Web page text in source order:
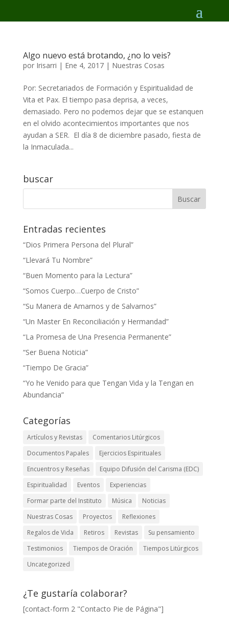
Algo nuevo está brotando, ¿no lo veis?
por Irisarri | Ene 4, 2017| Nuestras Cosas
Por: Secretariados de Formación y Espiritualidad de
Vita et Pax. El tiempo pasa deprisa, a veces,
demasiado. Pero no podemos dejar que se estanquen
en el olvido acontecimientos importantes que nos
ayudan a SER. El día 8 de diciembre pasado, fiesta de
la Inmaculada...
buscar
Entradas recientes
“Dios Primera Persona del Plural”
“Llevará Tu Nombre”
“Buen Momento para la Lectura”
“Somos Cuerpo…Cuerpo de Cristo”
“Su Manera de Amarnos y de Salvarnos”
“Un Master En Reconciliación y Hermandad”
“La Promesa de Una Presencia Permanente”
“Ser Buena Noticia”
“Tiempo De Gracia”
“Yo he Venido para que Tengan Vida y la Tengan en
Abundancia”
Categorías
Artículos y Revistas
Comentarios Litúrgicos
Documentos Papales
Ejercicios Espirituales
Encuentros y Reseñas
Equipo Difusión del Carisma (EDC)
Espiritualidad
Eventos
Experiencias
Formar parte del Instituto
Música
Noticias
Nuestras Cosas
Proyectos
Reflexiones
Regalos de Vida
Retiros Revistas
Su pensamiento
Testimonios
Tiempos de Oración
Tiempos Litúrgicos
Uncategorized
¿Te gustaría colaborar?
[contact-form 2 "Contacto Pie de Página"]